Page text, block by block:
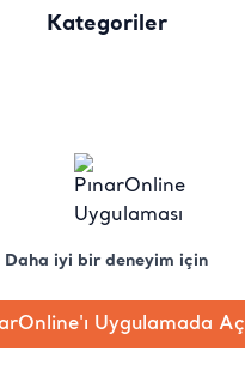
Daha iyi bir deneyim için
Uygulamada Aç
Kategoriler